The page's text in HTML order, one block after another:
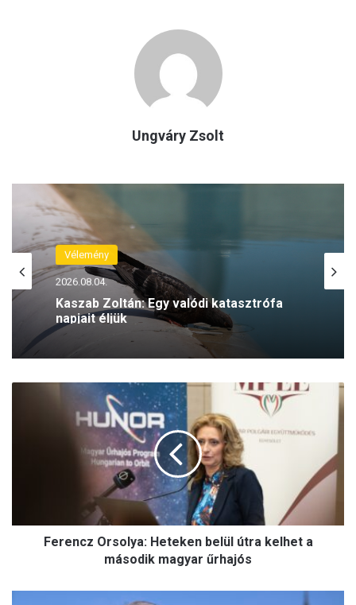
Ungváry Zsolt
Vélemény
2026.08.04.
Kaszab Zoltán: Egy valódi katasztrófa
napjait éljük
r
y
Ferencz Orsolya: Heteken belül útra kelhet a
második magyar űrhajós